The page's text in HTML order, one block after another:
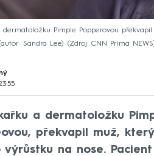
Pimple Popperovou
Sandra Lee)
Zdroj: CNN Prima NEWS
a dermatoložku
překvapil muž,
výrůstku na nose.